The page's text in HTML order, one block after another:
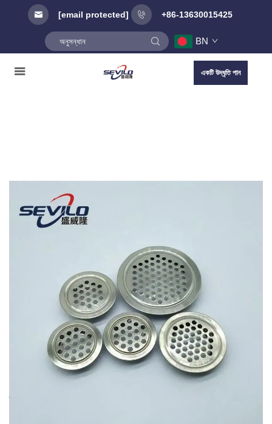
[email protected] +86-13630015425
BN
একটি উদ্ধৃতি পান